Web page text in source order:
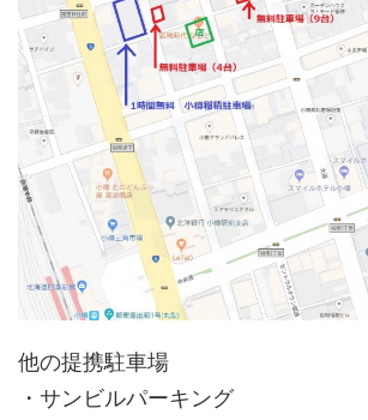
他の提携駐車場
・サンビルパーキング